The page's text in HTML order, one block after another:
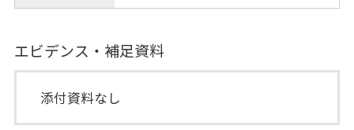
エビデンス・補足資料
添付資料なし